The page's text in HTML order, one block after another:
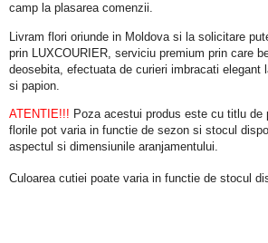
camp la plasarea comenzii.
Livram flori oriunde in Moldova si la solicitare
prin LUXCOURIER, serviciu premium prin care
deosebita, efectuata de curieri imbracati elegant
si papion.
ATENTIE!!! Poza acestui produs este cu titlu de
florile pot varia in functie de sezon si stocul
aspectul si dimensiunile aranjamentului.
Culoarea cutiei poate varia in functie de stocul